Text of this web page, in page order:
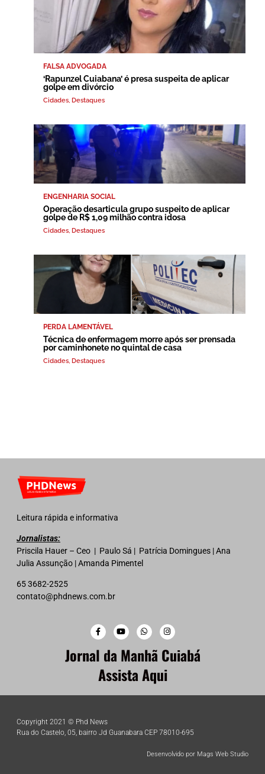
FALSA ADVOGADA
‘Rapunzel Cuiabana’ é presa suspeita de aplicar
golpe em divórcio
Cidades, Destaques
ENGENHARIA SOCIAL
Operação desarticula grupo suspeito de aplicar
golpe de R$ 1,09 milhão contra idosa
Cidades, Destaques
PERDA LAMENTÁVEL
Técnica de enfermagem morre após ser prensada
por caminhonete no quintal de casa
Cidades, Destaques
Leitura rápida e informativa
Jornalistas:
Priscila Hauer – Ceo | Paulo Sá | Patrícia Domingues | Ana
Julia Assunção | Amanda Pimentel
65 3682-2525
contato@phdnews.com.br
Jornal da Manhã Cuiabá
Assista Aqui
Copyright 2021 © Phd News
Rua do Castelo, 05, bairro Jd Guanabara CEP 78010-695
Desenvolvido por Mags Web Studio